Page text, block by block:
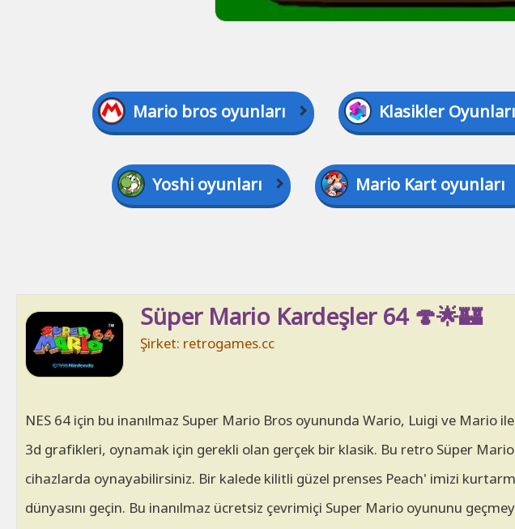
Mario bros oyunları Klasikler Oyunları
Yoshi oyunları Mario Kart oyunları
Süper Mario Kardeşler 64 🍄🌟🏰
Şirket: retrogames.cc
NES 64 için bu inanılmaz Super Mario Bros oyununda Wario, Luigi ve Mario
3d grafikleri, oynamak için gerekli olan gerçek bir klasik. Bu retro Süper Mario
cihazlarda oynayabilirsiniz. Bir kalede kilitli güzel prenses Peach' imizi
dünyasını geçin. Bu inanılmaz ücretsiz çevrimiçi Super Mario oyununu